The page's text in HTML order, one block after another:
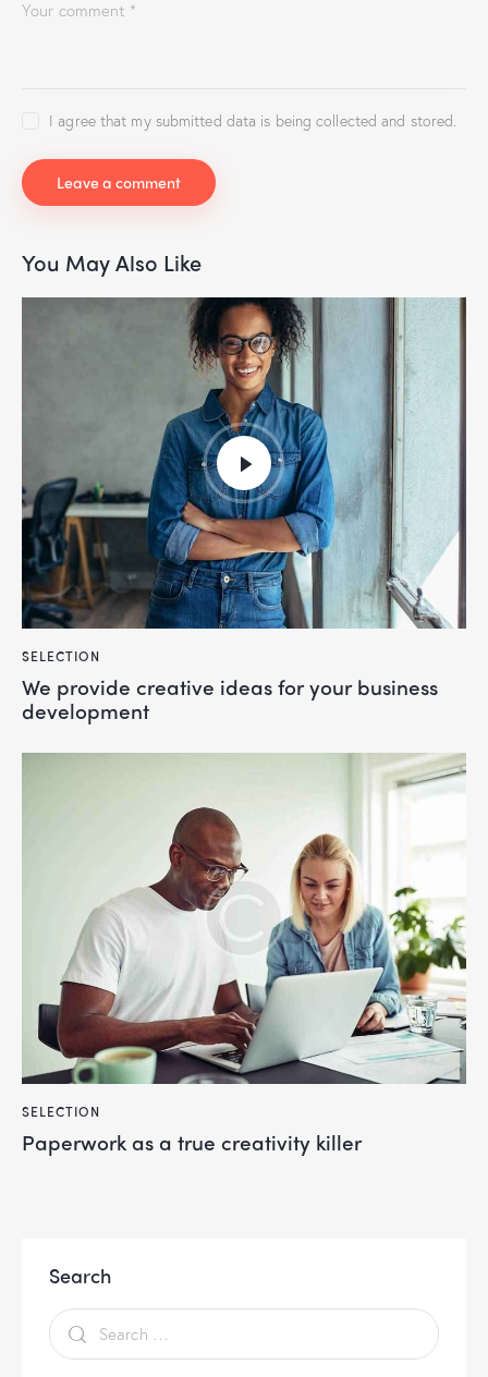
I agree that my submitted data is being collected and stored.
You May Also Like
SELECTION
We provide creative ideas for your business
development
SELECTION
Paperwork as a true creativity killer
Search